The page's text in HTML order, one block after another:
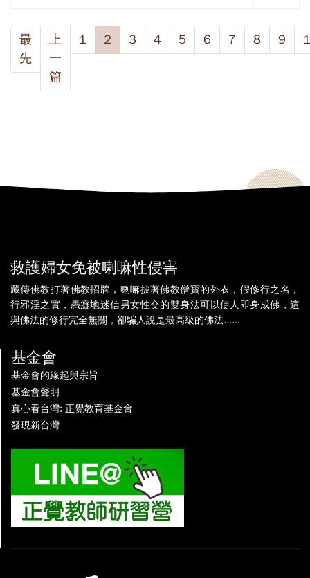
最
先
上
一
篇
1 2 3 4 5 6 7 8 9
救護婦女免被喇嘛性侵害
藏傳佛教打著佛教招牌，喇嘛披著佛教僧寶的外衣，假修行之名，
行邪淫之實，愚癡地迷信男女性交的雙身法可以使人即身成佛，這
與佛法的修行完全無關，卻騙人說是最高級的佛法......
基金會
基金會的緣起與宗旨
基金會聲明
真心看台灣: 正覺教育基金會
發現新台灣